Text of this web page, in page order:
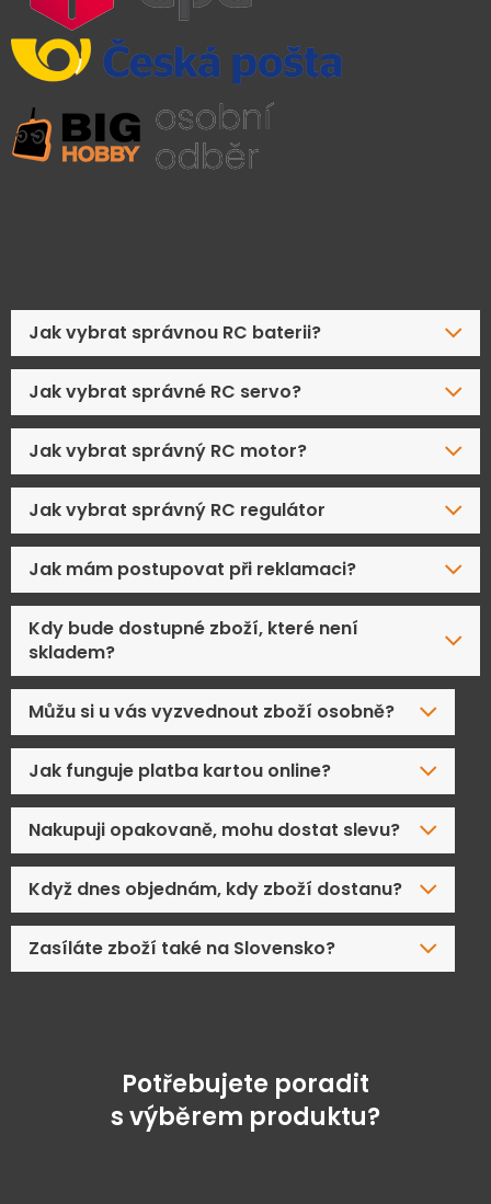
Jak vybrat správnou RC baterii?
Jak vybrat správné RC servo?
Jak vybrat správný RC motor?
Jak vybrat správný RC regulátor
Jak mám postupovat při reklamaci?
Kdy bude dostupné zboží, které není
skladem?
Můžu si u vás vyzvednout zboží osobně?
Jak funguje platba kartou online?
Nakupuji opakovaně, mohu dostat slevu?
Když dnes objednám, kdy zboží dostanu?
Zasíláte zboží také na Slovensko?
Potřebujete poradit
s výběrem produktu?